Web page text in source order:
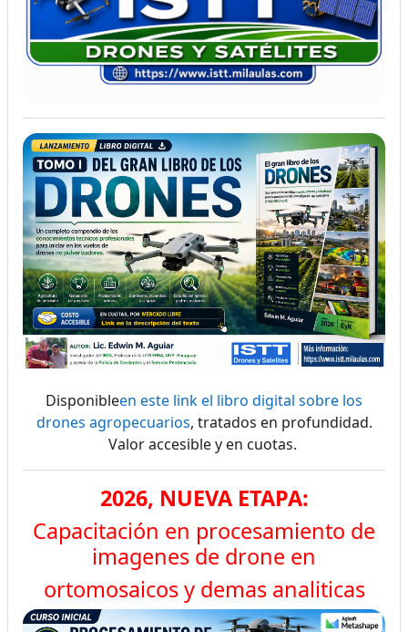
Disponibleen este link el libro digital sobre los
drones agropecuarios, tratados en profundidad.
Valor accesible y en cuotas.
2026, NUEVA ETAPA:
Capacitación en procesamiento de
imagenes de drone en
ortomosaicos y demas analiticas